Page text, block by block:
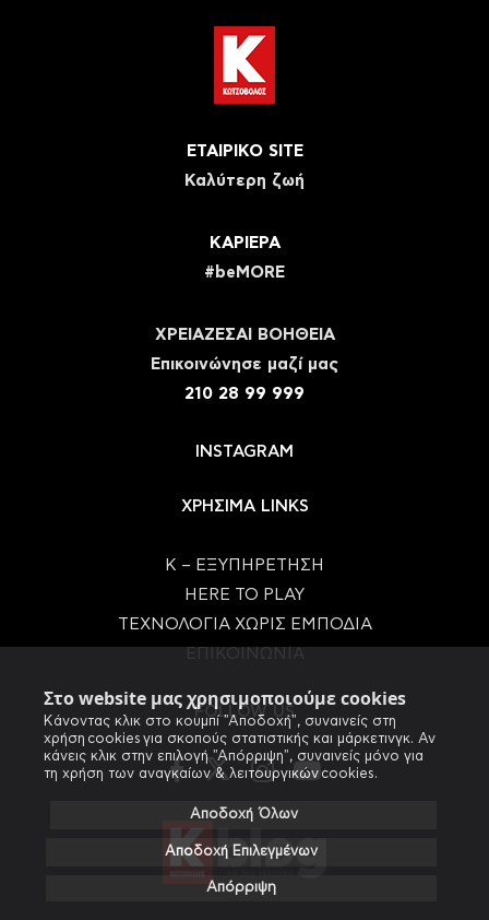
Στο website μας χρησιμοποιούμε cookies
Κάνοντας κλικ στο κουμπί "Αποδοχή", συναινείς στη
χρήση cookies για σκοπούς στατιστικής και μάρκετινγκ. Αν
κάνεις κλικ στην επιλογή "Απόρριψη", συναινείς μόνο για
τη χρήση των αναγκαίων & λειτουργικών cookies.
Αποδοχή Όλων
Αποδοχή Επιλεγμένων
Απόρριψη
ΕΤΑΙΡΙΚΟ SITE
Καλύτερη ζωή
ΚΑΡΙΕΡΑ
#beMORE
ΧΡΕΙΑΖΕΣΑΙ ΒΟΗΘΕΙΑ
Eπικοινώνησε μαζί μας
210 28 99 999
INSTAGRAM
ΧΡΗΣΙΜΑ LINKS
Κ – ΕΞΥΠΗΡΕΤΗΣΗ
HERE TO PLAY
ΤΕΧΝΟΛΟΓΙΑ ΧΩΡΙΣ ΕΜΠΟΔΙΑ
FOLLOW US